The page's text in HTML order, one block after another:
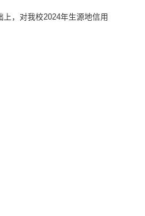
，对我校2024年生源地信用